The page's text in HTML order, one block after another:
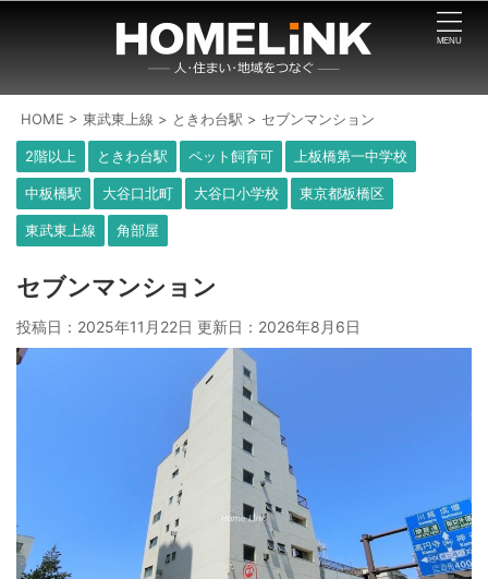
HOME >東武東上線 > ときわ台駅 > セブンマンション
2階以上 ときわ台駅 ペット飼育可 上板橋第一中学校
中板橋駅 大谷口北町 大谷口小学校 東京都板橋区
東武東上線 角部屋
セブンマンション
投稿日：2025年11月22日 更新日： 2026年8月6日